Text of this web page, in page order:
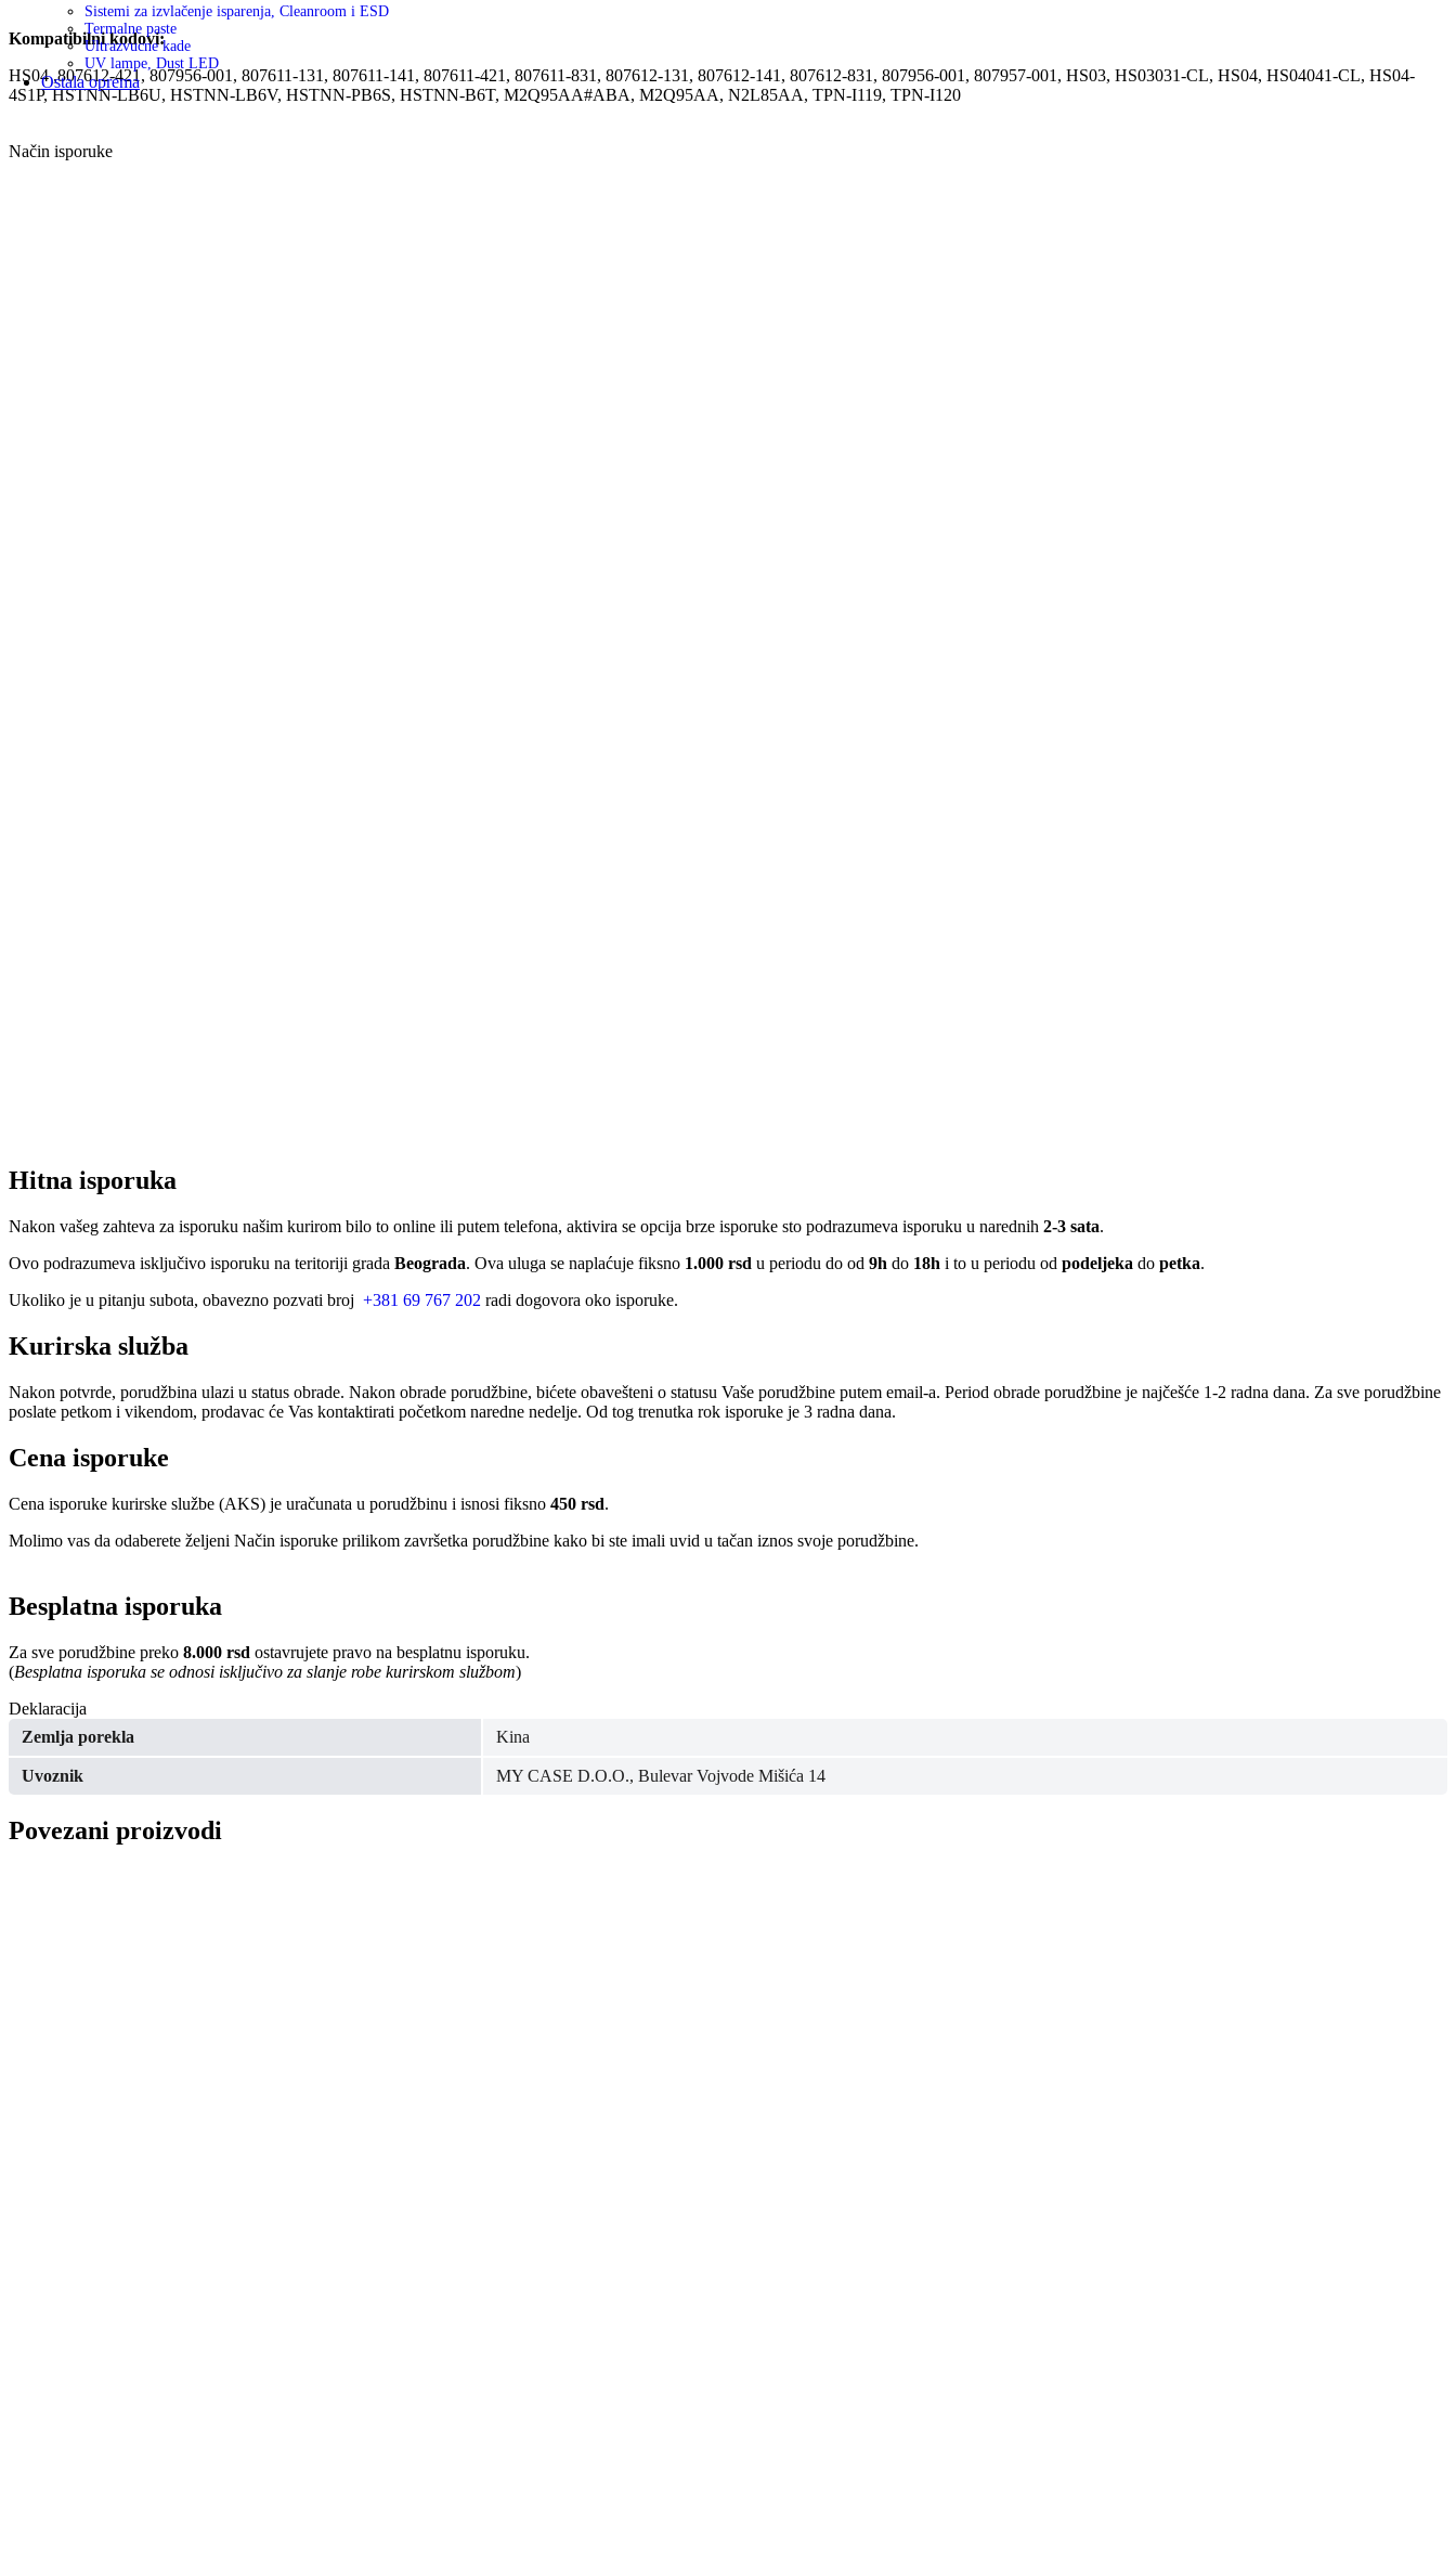
Sistemi za izvlačenje isparenja, Cleanroom i ESD
Termalne paste
Ultrazvucne kade
UV lampe, Dust LED
Ostala oprema
Kompatibilni kodovi:
HS04 ,807612-421, 807956-001, 807611-131, 807611-141, 807611-421, 807611-831, 807612-131, 807612-141, 807612-831, 807956-001, 807957-001, HS03, HS03031-CL, HS04, HS04041-CL, HS04-
4S1P, HSTNN-LB6U, HSTNN-LB6V, HSTNN-PB6S, HSTNN-B6T, M2Q95AA#ABA, M2Q95AA, N2L85AA, TPN-I119, TPN-I120
Način isporuke
Hitna isporuka
Nakon vašeg zahteva za isporuku našim kurirom bilo to online ili putem telefona, aktivira se opcija brze isporuke sto podrazumeva isporuku u narednih 2-3 sata.
Ovo podrazumeva isključivo isporuku na teritoriji grada Beograda. Ova uluga se naplaćuje fiksno 1.000 rsd u periodu do od 9h do 18h i to u periodu od podeljeka do petka.
Ukoliko je u pitanju subota, obavezno pozvati broj +381 69 767 202 radi dogovora oko isporuke.
Kurirska služba
Nakon potvrde, porudžbina ulazi u status obrade. Nakon obrade porudžbine, bićete obavešteni o statusu Vaše porudžbine putem email-a. Period obrade porudžbine je najčešće 1-2 radna dana. Za sve porudžbine
poslate petkom i vikendom, prodavac će Vas kontaktirati početkom naredne nedelje. Od tog trenutka rok isporuke je 3 radna dana.
Cena isporuke
Cena isporuke kurirske službe (AKS) je uračunata u porudžbinu i isnosi fiksno 450 rsd.
Molimo vas da odaberete željeni Način isporuke prilikom završetka porudžbine kako bi ste imali uvid u tačan iznos svoje porudžbine.
Besplatna isporuka
Za sve porudžbine preko 8.000 rsd ostavrujete pravo na besplatnu isporuku.
(Besplatna isporuka se odnosi isključivo za slanje robe kurirskom službom)
Deklaracija
Zemlja porekla
Kina
Uvoznik MY CASE D.O.O., Bulevar Vojvode Mišića 14
Povezani proizvodi